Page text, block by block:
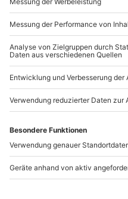
Bienenvolk hautnah
Wunstorf
1 Person
5 (1) 30,90 €